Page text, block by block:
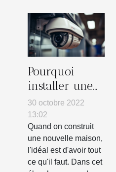
Pourquoi
installer une
alarme
caméra dans
sa maison ?
30 octobre 2022
13:02
Quand on construit
une nouvelle maison,
l'idéal est d'avoir tout
ce qu'il faut. Dans cet